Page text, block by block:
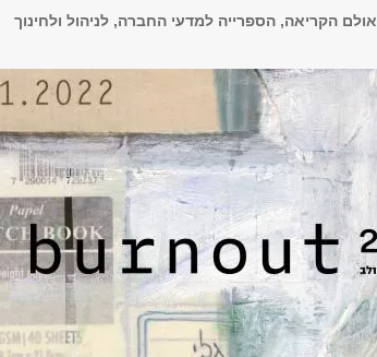
אולם הקריאה, הספרייה למדעי החברה, לניהול ולחינוך